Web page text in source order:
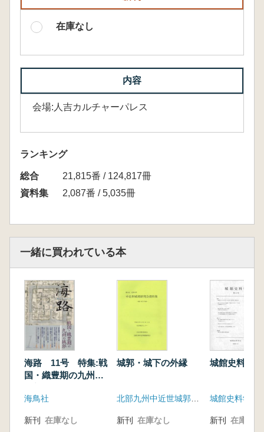
在庫なし
内容
会場:人吉カルチャーパレス
ランキング
総合
21,815番 / 124,817冊
資料集
2,087番 / 5,035冊
一緒に買われている本
海路 11号 特集:戦
国・織豊期の九州・
海鳥社
新刊 在庫なし
城郭・城下の外縁
北部九州中近世城郭研究会 合志市教育委員会
新刊 在庫なし
城館史料学
城館史料学会
新刊 在庫なし